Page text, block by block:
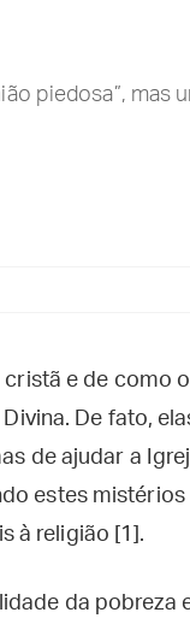
piedosa”, mas
cristã e de como
De fato,
de ajudar a
estes mistérios
à religião [1].
da pobreza